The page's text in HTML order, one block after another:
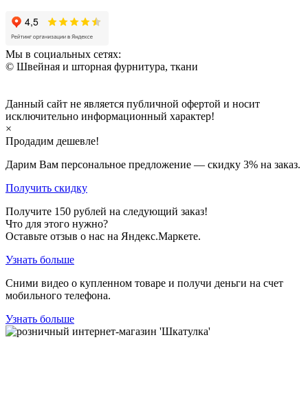
Мы в социальных сетях:
© Швейная и шторная фурнитура, ткани
Данный сайт не является публичной офертой и носит
исключительно информационный характер!
×
Продадим дешевле!
Дарим Вам персональное предложение — скидку 3% на заказ.
Получить скидку
Получите 150 рублей на следующий заказ!
Что для этого нужно?
Оставьте отзыв о нас на Яндекс.Маркете.
Узнать больше
Сними видео о купленном товаре и получи деньги на счет
мобильного телефона.
Узнать больше